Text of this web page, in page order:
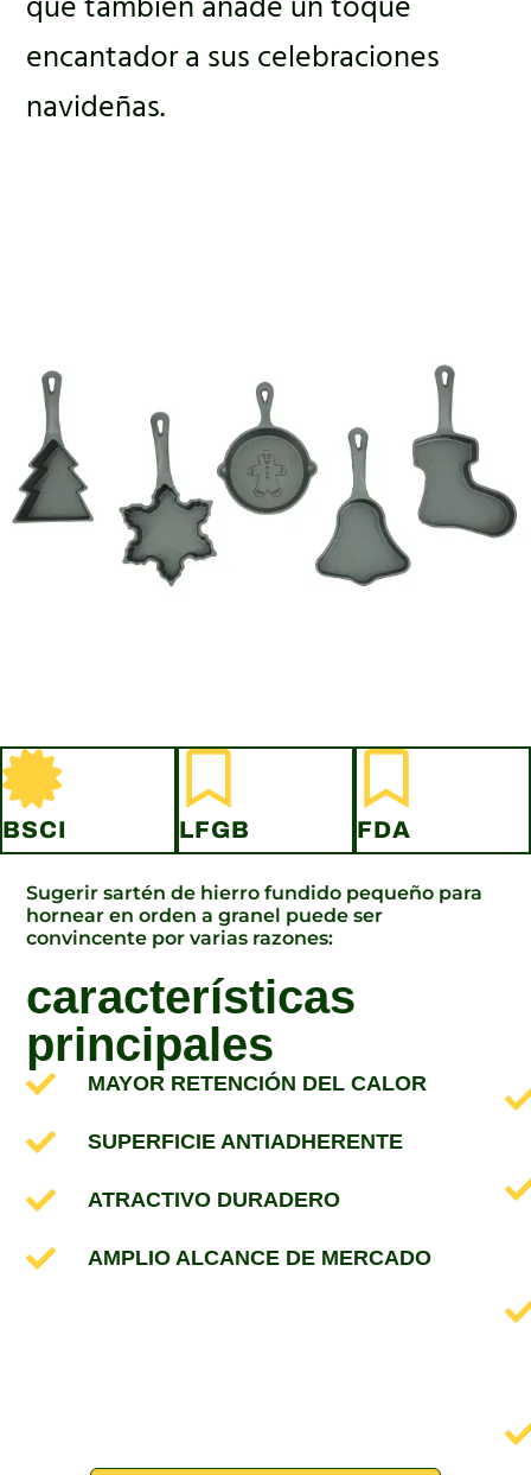
encantador a sus celebraciones
navideñas.
BSCI LFGB FDA
Sugerir sartén de hierro fundido pequeño para
hornear en orden a granel puede ser
convincente por varias razones:
características
principales
MAYOR RETENCIÓN DEL CALOR
SUPERFICIE ANTIADHERENTE
ATRACTIVO DURADERO
AMPLIO ALCANCE DE MERCADO